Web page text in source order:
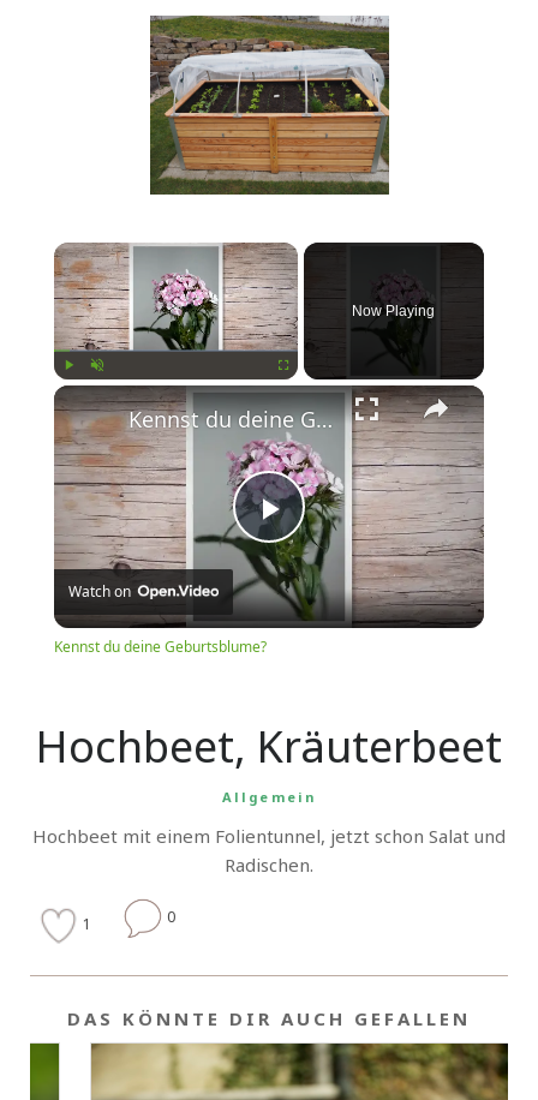
Fullscreen
Now Playing
Play
Video
Kennst du deine Geburtsblume?
Watch on
Kennst du deine Geburtsblume?
Hochbeet, Kräuterbeet
Allgemein
Hochbeet mit einem Folientunnel, jetzt schon Salat und
Radischen.
1 0
DAS KÖNNTE DIR AUCH GEFALLEN